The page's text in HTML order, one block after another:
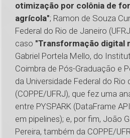
otimização por colônia de
agrícola"; Ramon de Souza
Federal do Rio de Janeiro
caso "Transformação digital
Gabriel Portela Mello, do
Coimbra de Pós-Graduação e
da Universidade Federal do Rio
(COPPE/UFRJ), que fez uma
entre PYSPARK (DataFrame
em pipelines); e, por fim, João
Pereira, também da COPPE/